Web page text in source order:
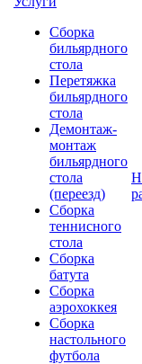
Сборка
бильярдного
стола
Перетяжка
бильярдного
стола
Демонтаж-
монтаж
бильярдного
стола
(переезд)
Сборка
теннисного
стола
Сборка
батута
Сборка
аэрохоккея
Сборка
настольного
футбола